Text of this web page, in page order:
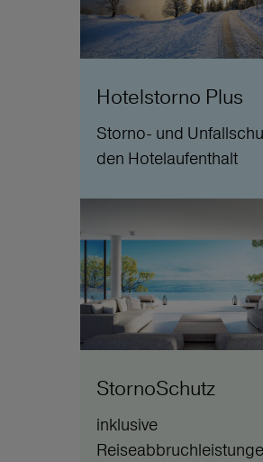
Hotelstorno Plus
Storno- und
den Hotelaufenthalt
StornoSchutz
inklusive